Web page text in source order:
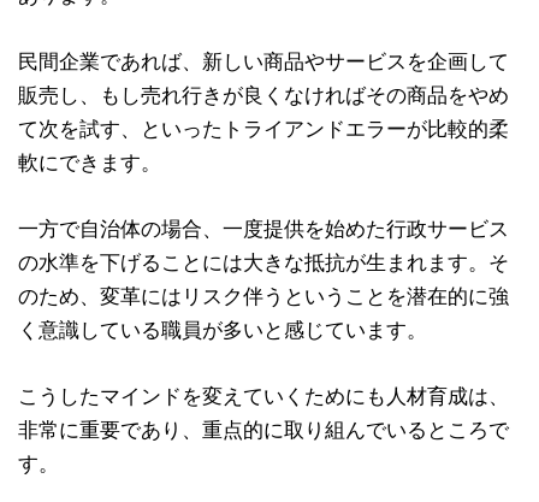
民間企業であれば、新しい商品やサービスを企画して
販売し、もし売れ行きが良くなければその商品をやめ
て次を試す、といったトライアンドエラーが比較的柔
軟にできます。
一方で自治体の場合、一度提供を始めた行政サービス
の水準を下げることには大きな抵抗が生まれます。そ
のため、変革にはリスク伴うということを潜在的に強
く意識している職員が多いと感じています。
こうしたマインドを変えていくためにも人材育成は、
非常に重要であり、重点的に取り組んでいるところで
す。